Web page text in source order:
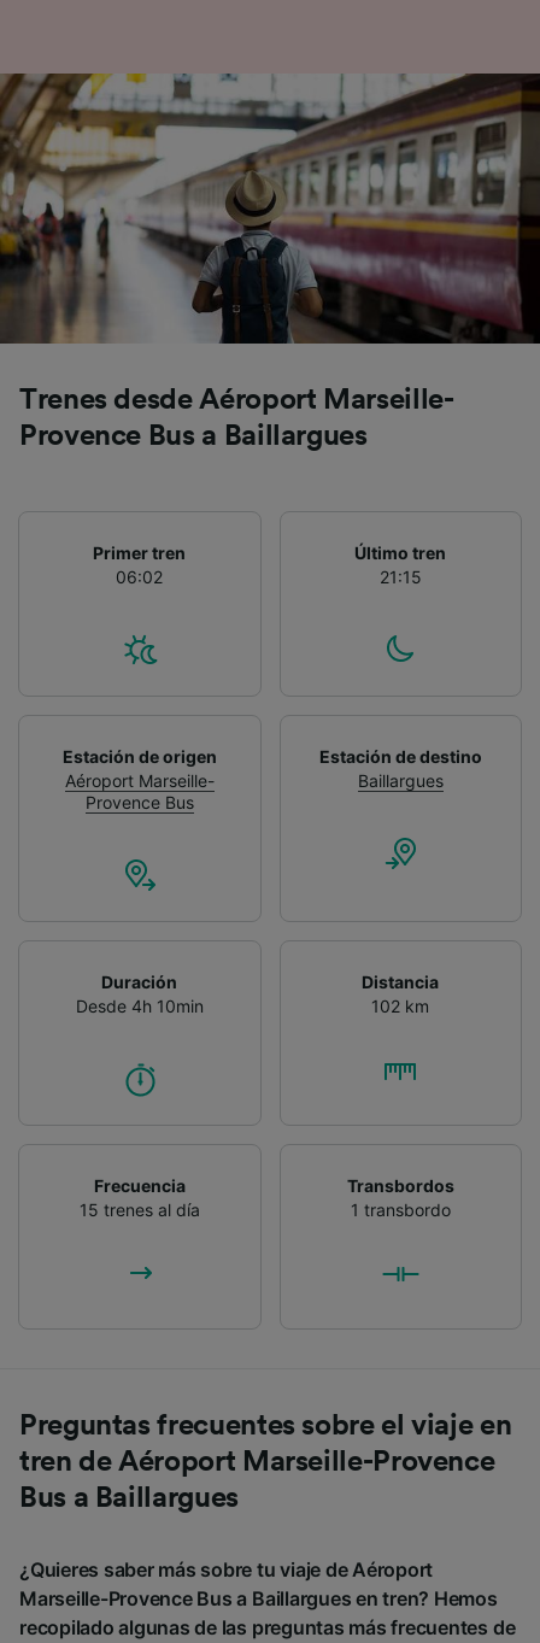
Trenes desde Aéroport Marseille-
Provence Bus a Baillargues
Primer tren
06:02
Último tren
21:15
Estación de origen
Aéroport Marseille-
Provence Bus
Estación de destino
Baillargues
Duración
Desde 4h 10min
Distancia
102 km
Frecuencia
15 trenes al día
Transbordos
1 transbordo
Preguntas frecuentes sobre el viaje en
tren de Aéroport Marseille-Provence
Bus a Baillargues
¿Quieres saber más sobre tu viaje de Aéroport
Marseille-Provence Bus a Baillargues en tren? Hemos
recopilado algunas de las preguntas más frecuentes de